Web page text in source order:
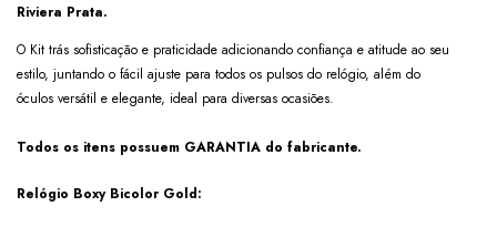
Riviera Prata.
O Kit trás sofisticação e praticidade adicionando confiança e atitude ao seu
estilo, juntando o fácil ajuste para todos os pulsos do relógio, além do
óculos versátil e elegante, ideal para diversas ocasiões.
Todos os itens possuem GARANTIA do fabricante.
Relógio Boxy Bicolor Gold: